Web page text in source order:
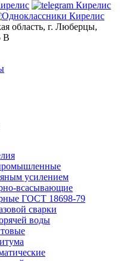
область, г. Люберцы,
В
усилением
всасывающие
ГОСТ 18698-79
сварки
воды